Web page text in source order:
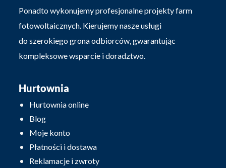
Ponadto wykonujemy profesjonalne projekty farm
fotowoltaicznych. Kierujemy nasze usługi
do szerokiego grona odbiorców, gwarantując
kompleksowe wsparcie i doradztwo.
Hurtownia
Hurtownia online
Blog
Moje konto
Płatności i dostawa
Reklamacje i zwroty